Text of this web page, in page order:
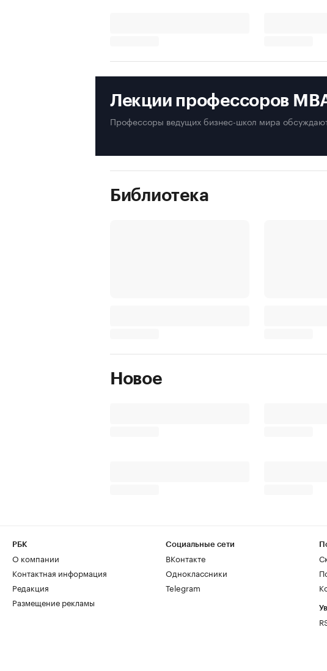
Лекции профессоров
Профессоры ведущих бизнес-школ мира
Библиотека
Новое
РБК
О компании
Контактная информация
Редакция
Размещение рекламы
Социальные сети
ВКонтакте
Одноклассники
Telegram